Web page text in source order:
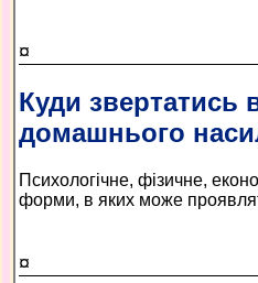
¤
Куди звертатись
домашнього
Психологічне, фізичне,
форми, в яких може
¤